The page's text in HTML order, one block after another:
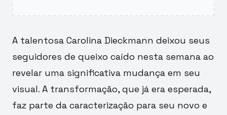
A talentosa Carolina Dieckmann deixou seus
seguidores de queixo caído nesta semana ao
revelar uma significativa mudança em seu
visual. A transformação, que já era esperada,
faz parte da caracterização para seu novo e